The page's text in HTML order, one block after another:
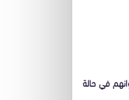
في حالة